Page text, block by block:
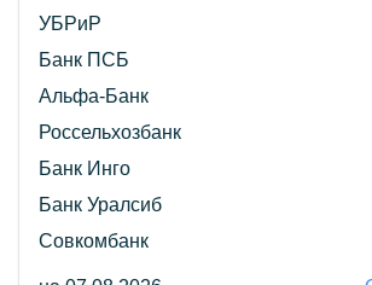
УБРиР
Банк ПСБ
Альфа-Банк
Россельхозбанк
Банк Инго
Банк Уралсиб
Совкомбанк